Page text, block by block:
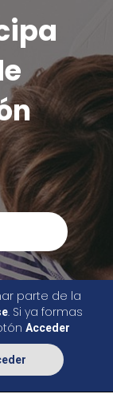
parte de la
. Si ya formas
Acceder